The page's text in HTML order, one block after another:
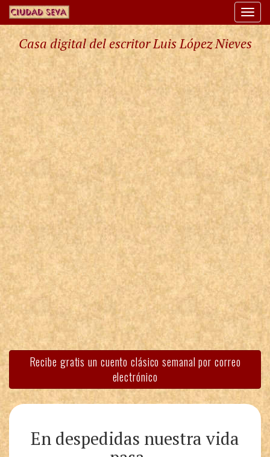
Casa digital del escritor Luis López Nieves
Recibe gratis un cuento clásico semanal por correo
electrónico
En despedidas nuestra vida